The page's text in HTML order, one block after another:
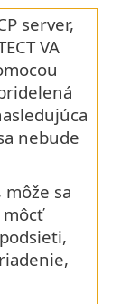
server,
VA
nebude
sa
môcť